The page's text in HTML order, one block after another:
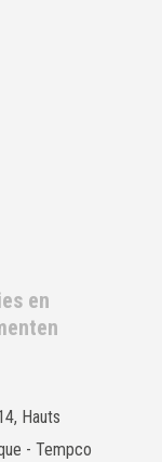
en
Hauts
- Tempco